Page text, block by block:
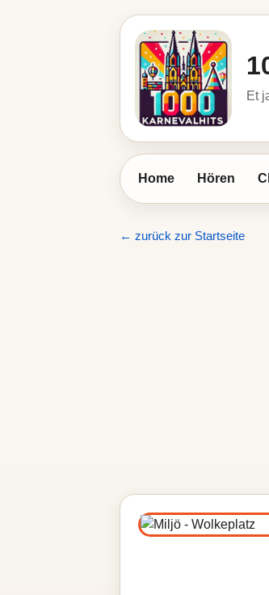
Et
Home Hören
← zurück zur Startseite